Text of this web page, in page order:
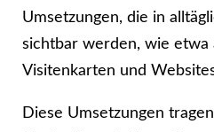
Umsetzungen, die in
sichtbar werden, wie etwa
Visitenkarten und
Diese Umsetzungen